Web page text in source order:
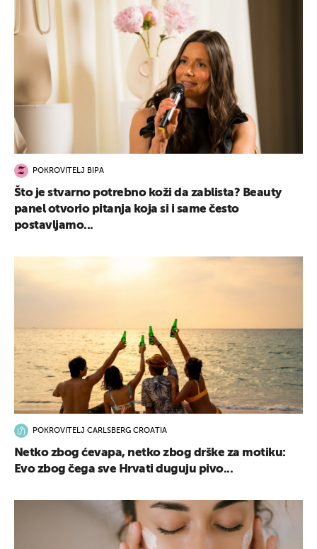
POKROVITELJ BIPA
Što je stvarno potrebno koži da zablista? Beauty
panel otvorio pitanja koja si i same često
postavljamo...
POKROVITELJ CARLSBERG CROATIA
Netko zbog ćevapa, netko zbog drške za motiku:
Evo zbog čega sve Hrvati duguju pivo...